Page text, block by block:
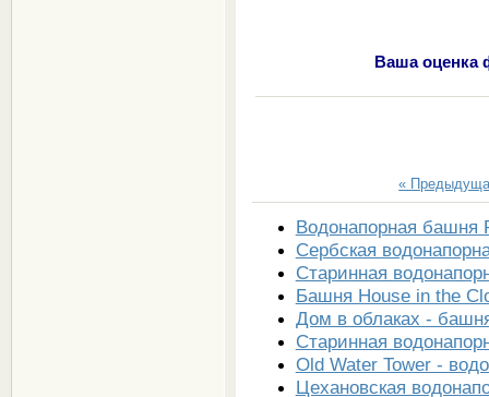
Ваша оценка
«
Водонапорная башня
Сербская
Старинная
Башня House in the
Дом в облаках -
Старинная
Old Water Tower -
Цехановская